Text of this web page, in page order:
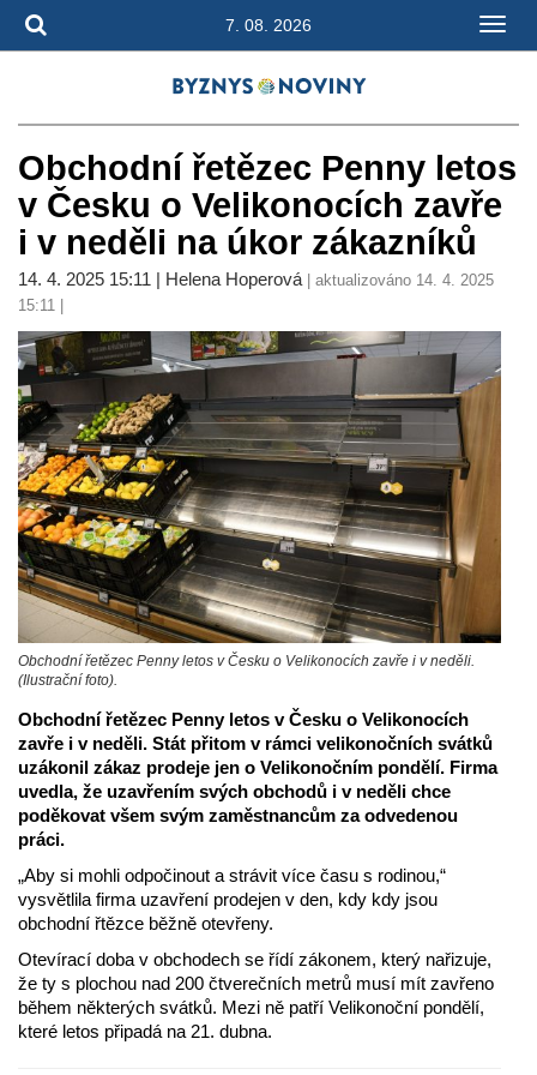
7. 08. 2026
Obchodní řetězec Penny letos
v Česku o Velikonocích zavře
i v neděli na úkor zákazníků
14. 4. 2025 15:11 | Helena Hoperová| aktualizováno 14. 4. 2025
15:11 |
Obchodní řetězec Penny letos v Česku o Velikonocích zavře i v neděli.
(Ilustrační foto).
Obchodní řetězec Penny letos v Česku o Velikonocích
zavře i v neděli. Stát přitom v rámci velikonočních svátků
uzákonil zákaz prodeje jen o Velikonočním pondělí. Firma
uvedla, že uzavřením svých obchodů i v neděli chce
poděkovat všem svým zaměstnancům za odvedenou
práci.
„Aby si mohli odpočinout a strávit více času s rodinou,“
vysvětlila firma uzavření prodejen v den, kdy kdy jsou
obchodní řtězce běžně otevřeny.
Otevírací doba v obchodech se řídí zákonem, který nařizuje,
že ty s plochou nad 200 čtverečních metrů musí mít zavřeno
během některých svátků. Mezi ně patří Velikonoční pondělí,
které letos připadá na 21. dubna.